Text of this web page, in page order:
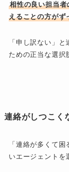
相性の良い担当
えることの方がず
「申し訳ない」
ための正当な選択
連絡がしつこく
「連絡が多くて
いエージェントを